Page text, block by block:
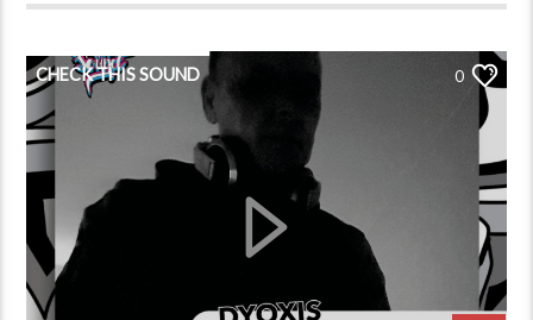
CHECK THIS SOUND 0